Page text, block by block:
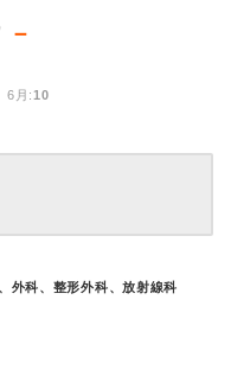
－
月:10
外科、整形外科、放射線科